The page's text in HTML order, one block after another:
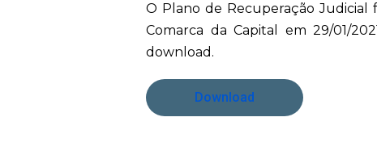
O Plano de Recuperação Judicial
Comarca da Capital em 29/01/
download.
Download